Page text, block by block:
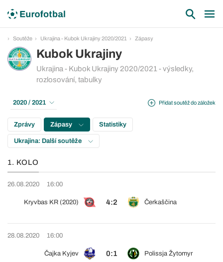
Soutěže Ukrajina - Kubok Ukrajiny 2020/2021 Zápasy
Kubok Ukrajiny
Ukrajina - Kubok Ukrajiny 2020/2021 - výsledky,
rozlosování, tabulky
Přidat soutěž do záložek
2020 / 2021
Zprávy Zápasy Statistiky
Ukrajina: Další soutěže
1. KOLO
26.08.2020 16:00
Kryvbas KR (2020) 4:2 Čerkaščina
28.08.2020 16:00
Čajka Kyjev 0:1 Polissja Žytomyr